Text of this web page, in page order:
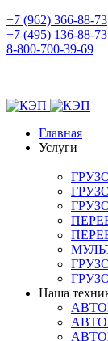
+7 (962) 366-88-73
+7 (495) 136-88-73
8-800-700-39-69
Главная
Услуги
Наша